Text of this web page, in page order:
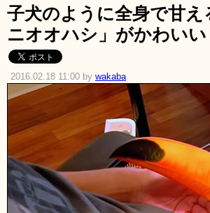
子犬のように全身で甘
ニオオハシ」がかわいい
2016.02.18 11:00 by wakaba